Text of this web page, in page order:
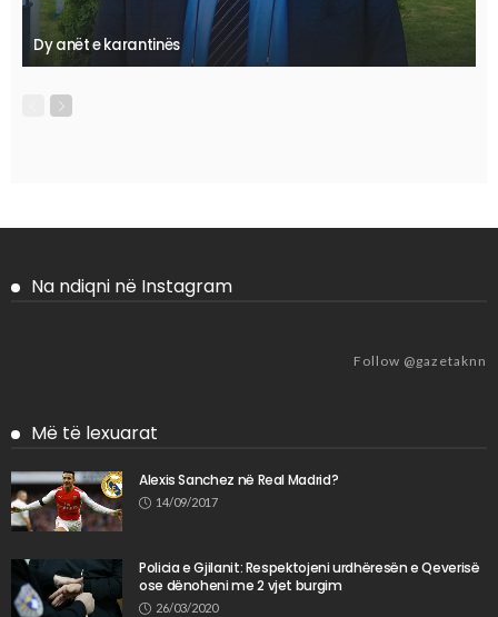
Dy anët e karantinës
Na ndiqni në Instagram
Follow @gazetaknn
Më të lexuarat
Alexis Sanchez në Real Madrid?
14/09/2017
Policia e Gjilanit: Respektojeni urdhëresën e Qeverisë
ose dënoheni me 2 vjet burgim
26/03/2020